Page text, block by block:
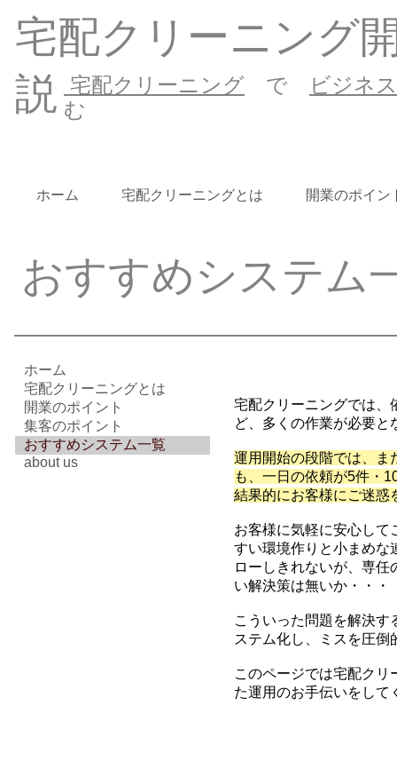
宅配クリーニング で
ビジネ
む
ホーム 宅配クリーニングとは 開業のポイン
おすすめシステム
ホーム
宅配クリーニングとは
開業のポイント
集客のポイント
おすすめシステム一覧
about us
宅配クリーニングでは、
ど、多くの作業が必要と
運用開始の段階では、ま
も、一日の依頼が5件・
結果的にお客様にご迷惑
お客様に気軽に安心して
すい環境作りと小まめな
ローしきれないが、専
い解決策は無いか・・・
こういった問題を解決
ステム化し、ミスを圧
このページでは宅配ク
た運用のお手伝いをして
宅配クリーニング
説